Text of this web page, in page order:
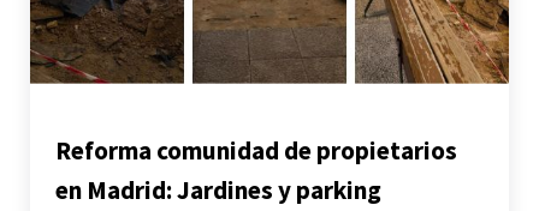
Reforma comunidad de propietarios
en Madrid: Jardines y parking